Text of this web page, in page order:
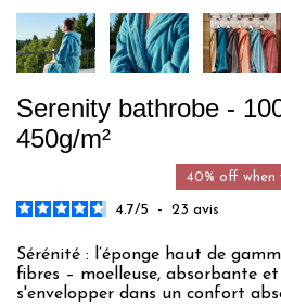
Serenity bathrobe -
450g/m²
40% off when
4.7/5 - 23 avis
Sérénité : l’éponge haut de
fibres – moelleuse, absorbante
s'envelopper dans un confort